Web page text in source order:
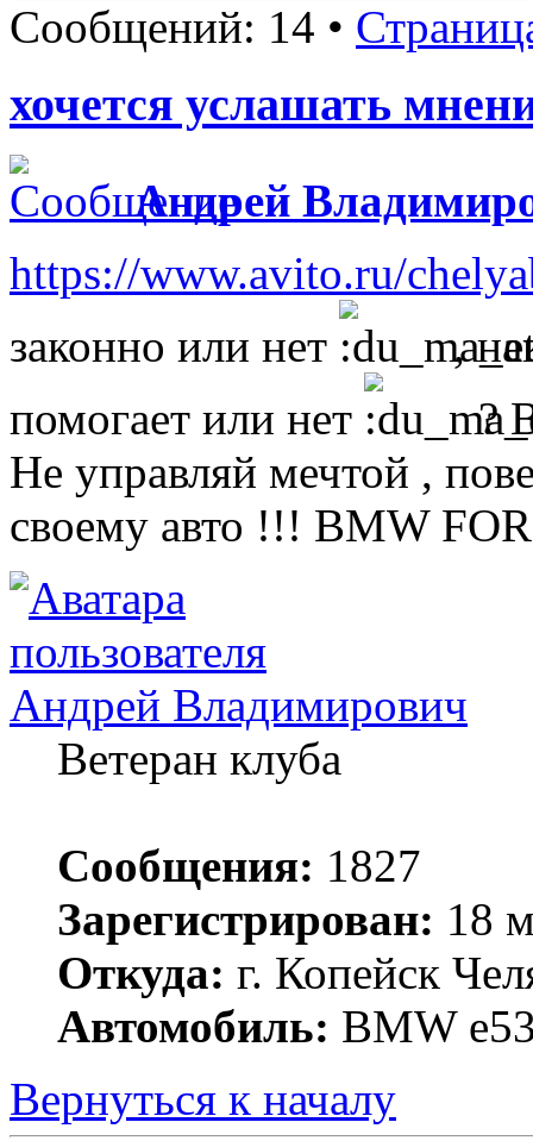
Сообщений: 14 •
хочется услашать
Андрей
https://www.avito.ru/
законно или нет
,
помогает или нет
?
Не управляй мечтой ,
своему авто !!! BMW
Андрей Владимирович
Ветеран клуба
Сообщения: 1827
Зарегистрирован: 18
Откуда: г. Копейск
Автомобиль: BMW
Вернуться к началу